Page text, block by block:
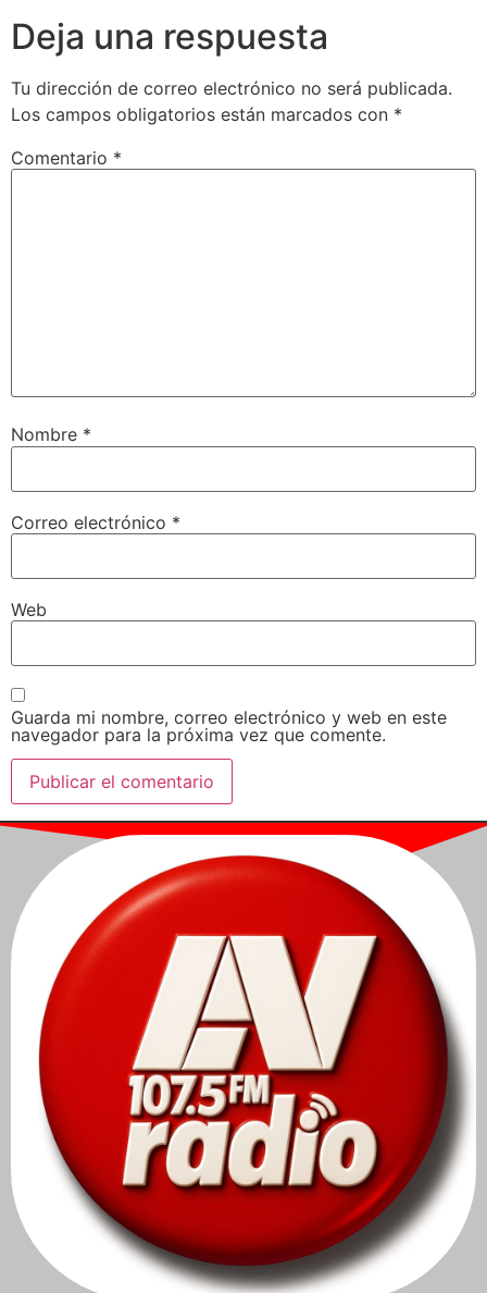
Deja una respuesta
Tu dirección de correo electrónico no será publicada.
Los campos obligatorios están marcados con *
Comentario *
Nombre *
Correo electrónico *
Web
Guarda mi nombre, correo electrónico y web en este
navegador para la próxima vez que comente.